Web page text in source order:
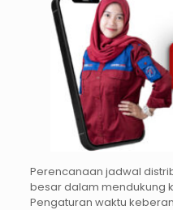
Perencanaan jadwal
besar dalam mendukung
Pengaturan waktu